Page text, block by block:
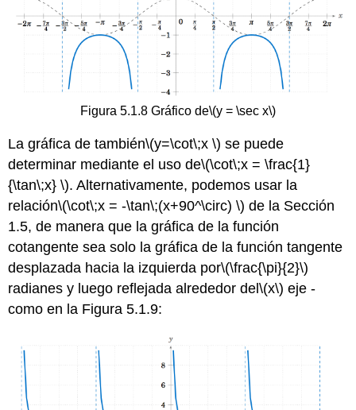
Figura 5.1.8 Gráfico de\(y = \sec x\)
La gráfica de también\(y=\cot\;x \) se puede
determinar mediante el uso de\(\cot\;x = \frac{1}
{\tan\;x} \). Alternativamente, podemos usar la
relación\(\cot\;x = -\tan\;(x+90^\circ) \) de la Sección
1.5, de manera que la gráfica de la función
cotangente sea solo la gráfica de la función tangente
desplazada hacia la izquierda por\(\frac{\pi}{2}\)
radianes y luego reflejada alrededor del\(x\) eje -
como en la Figura 5.1.9: